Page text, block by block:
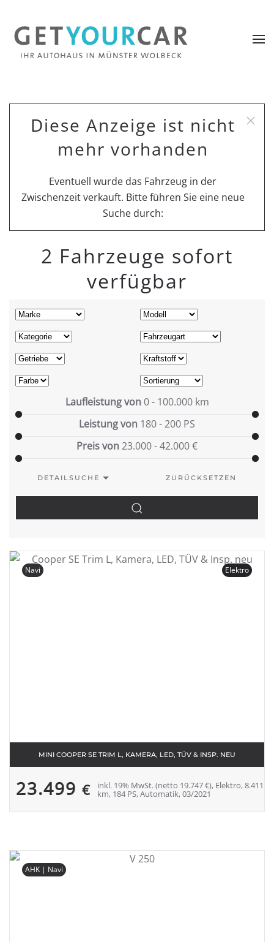
Diese Anzeige ist nicht
mehr vorhanden
Eventuell wurde das Fahrzeug in der
Zwischenzeit verkauft. Bitte führen Sie eine neue
Suche durch:
2 Fahrzeuge sofort
verfügbar
Laufleistung von 0 - 100.000km
Leistung von 180 - 200 PS
Preis von23.000 - 42.000€
DETAILSUCHE ZURÜCKSETZEN
Navi Elektro
MINI COOPER SE TRIM L, KAMERA, LED, TÜV & INSP. NEU
23.499 € inkl. 19% MwSt. (netto 19.747 €), Elektro, 8.411
km, 184 PS, Automatik, 03/2021
AHK | Navi